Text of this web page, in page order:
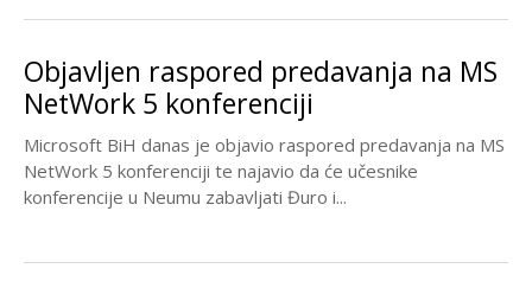
Objavljen raspored predavanja na MS
NetWork 5 konferenciji
Microsoft BiH danas je objavio raspored predavanja na MS
NetWork 5 konferenciji te najavio da će učesnike
konferencije u Neumu zabavljati Đuro i...